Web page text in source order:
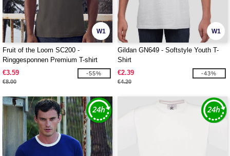
W1
Fruit of the Loom SC200 -
Ringgesponnen Premium T-shirt
€3.59
€8.00
-55%
W1
Gildan GN649 - Softstyle Youth T-
Shirt
€2.39
€4.20
-43%